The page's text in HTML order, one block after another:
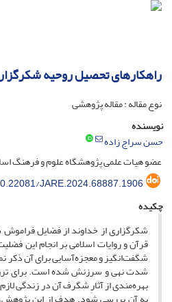
راهکارهای تحصیل روحیه
نوع مقاله : مقاله پژوهشی
نویسنده
حسن سراج زاده
عضو هیات علمی پژوهشگاه علوم و فرهنگ
JARE.2024.68887.1906
چکیده
شکرگزاری از خداوند از فضایل
قرآن و روایات اسلامی بر انجام این
شگفت‌انگیز و معجزه‌آسایی برای آن ذکر
شدت نهی و سرزنش شده است. برای
بهره‌مندی از آثارِ شگرف آن در زندگی